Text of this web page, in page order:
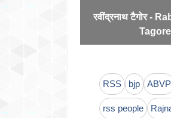
रवींद्रनाथ टैगोर -
Tagore
RSS bjp ABVP
rss people